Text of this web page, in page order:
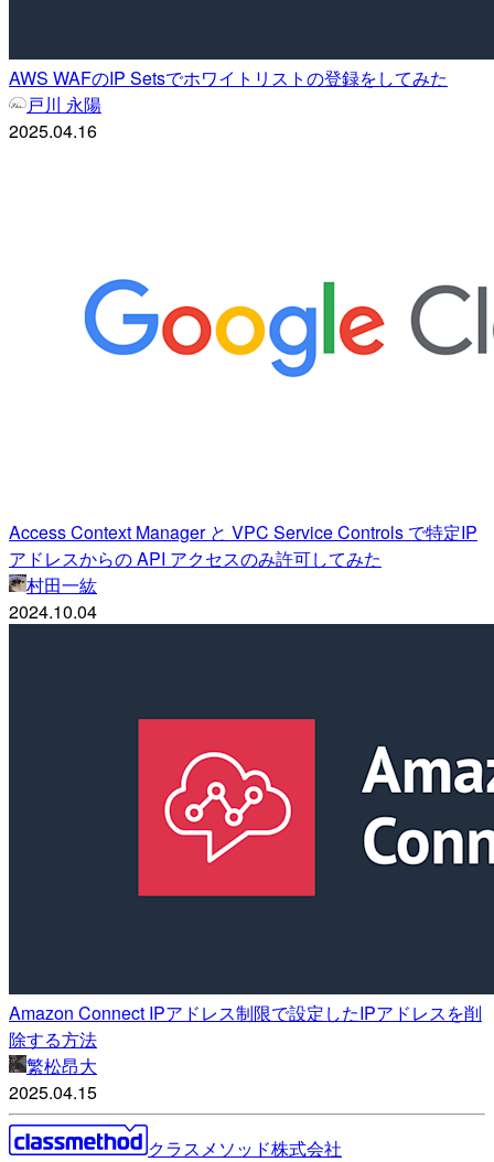
AWS WAFのIP Setsでホワイトリストの登録をしてみた
戸川 永陽
2025.04.16
Access Context Manager と VPC Service Controls で特定IP
アドレスからの API アクセスのみ許可してみた
村田一紘
2024.10.04
Amazon Connect IPアドレス制限で設定したIPアドレスを削
除する方法
繁松昂大
2025.04.15
クラスメソッド株式会社